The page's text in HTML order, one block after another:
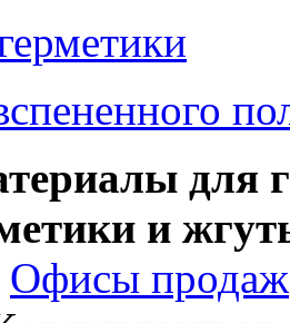
для
и
Офисы продаж